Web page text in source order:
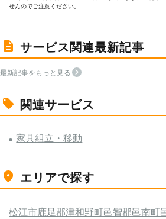
せんのでご注意ください。
サービス関連最新記事
最新記事をもっと見る
関連サービス
家具組立・移動
エリアで探す
松江市鹿足郡津和野町邑智郡邑南町